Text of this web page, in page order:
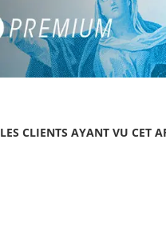
LES CLIENTS AYANT VU CET